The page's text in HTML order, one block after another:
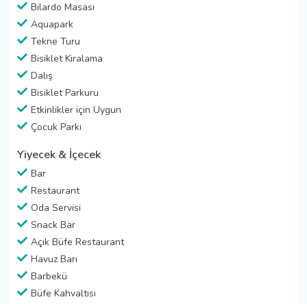
Bilardo Masası
Aquapark
Tekne Turu
Bisiklet Kiralama
Dalış
Bisiklet Parkuru
Etkinlikler için Uygun
Çocuk Parkı
Yiyecek & İçecek
Bar
Restaurant
Oda Servisi
Snack Bar
Açık Büfe Restaurant
Havuz Barı
Barbekü
Büfe Kahvaltısı